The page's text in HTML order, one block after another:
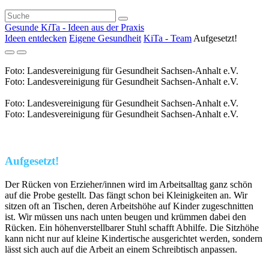
Gesunde KiTa - Ideen aus der Praxis
Ideen entdecken Eigene Gesundheit KiTa - Team Aufgesetzt!
Foto: Landesvereinigung für Gesundheit Sachsen-Anhalt e.V.
Foto: Landesvereinigung für Gesundheit Sachsen-Anhalt e.V.
Foto: Landesvereinigung für Gesundheit Sachsen-Anhalt e.V.
Foto: Landesvereinigung für Gesundheit Sachsen-Anhalt e.V.
Aufgesetzt!
Der Rücken von Erzieher/innen wird im Arbeitsalltag ganz schön
auf die Probe gestellt. Das fängt schon bei Kleinigkeiten an. Wir
sitzen oft an Tischen, deren Arbeitshöhe auf Kinder zugeschnitten
ist. Wir müssen uns nach unten beugen und krümmen dabei den
Rücken. Ein höhenverstellbarer Stuhl schafft Abhilfe. Die Sitzhöhe
kann nicht nur auf kleine Kindertische ausgerichtet werden, sondern
lässt sich auch auf die Arbeit an einem Schreibtisch anpassen.